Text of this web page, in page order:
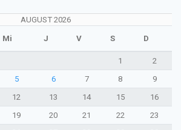
AUGUST 2026
Mi J V S D
1
2
5 6 7 8
9
12 13 14 15
16
19 20 21 22
23